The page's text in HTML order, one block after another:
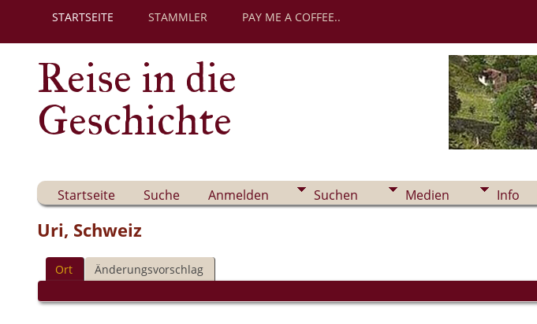
STARTSEITE STAMMLER PAY ME A COFFEE..
Reise in die
Geschichte
Startseite Suche Anmelden Suchen Medien Info
Uri, Schweiz
Ort Änderungsvorschlag